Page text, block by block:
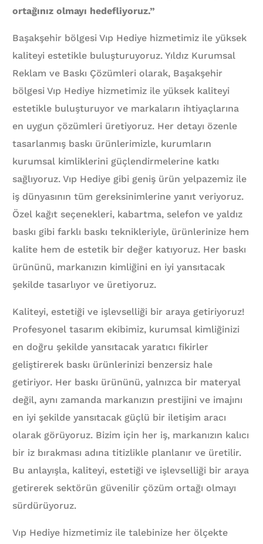
ortağınız olmayı hedefliyoruz.”
Başakşehir bölgesi Vıp Hediye hizmetimiz ile yüksek
kaliteyi estetikle buluşturuyoruz. Yıldız Kurumsal
Reklam ve Baskı Çözümleri olarak, Başakşehir
bölgesi Vıp Hediye hizmetimiz ile yüksek kaliteyi
estetikle buluşturuyor ve markaların ihtiyaçlarına
en uygun çözümleri üretiyoruz. Her detayı özenle
tasarlanmış baskı ürünlerimizle, kurumların
kurumsal kimliklerini güçlendirmelerine katkı
sağlıyoruz. Vıp Hediye gibi geniş ürün yelpazemiz ile
iş dünyasının tüm gereksinimlerine yanıt veriyoruz.
Özel kağıt seçenekleri, kabartma, selefon ve yaldız
baskı gibi farklı baskı teknikleriyle, ürünlerinize hem
kalite hem de estetik bir değer katıyoruz. Her baskı
ürününü, markanızın kimliğini en iyi yansıtacak
şekilde tasarlıyor ve üretiyoruz.
Kaliteyi, estetiği ve işlevselliği bir araya getiriyoruz!
Profesyonel tasarım ekibimiz, kurumsal kimliğinizi
en doğru şekilde yansıtacak yaratıcı fikirler
geliştirerek baskı ürünlerinizi benzersiz hale
getiriyor. Her baskı ürününü, yalnızca bir materyal
değil, aynı zamanda markanızın prestijini ve imajını
en iyi şekilde yansıtacak güçlü bir iletişim aracı
olarak görüyoruz. Bizim için her iş, markanızın kalıcı
bir iz bırakması adına titizlikle planlanır ve üretilir.
Bu anlayışla, kaliteyi, estetiği ve işlevselliği bir araya
getirerek sektörün güvenilir çözüm ortağı olmayı
sürdürüyoruz.
Vıp Hediye hizmetimiz ile talebinize her ölçekte